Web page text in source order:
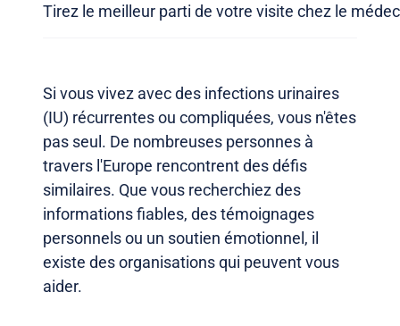
Tirez le meilleur parti de votre visite chez le
Si vous vivez avec des infections urinaires
(IU) récurrentes ou compliquées, vous n'êtes
pas seul. De nombreuses personnes à
travers l'Europe rencontrent des défis
similaires. Que vous recherchiez des
informations fiables, des témoignages
personnels ou un soutien émotionnel, il
existe des organisations qui peuvent vous
aider.